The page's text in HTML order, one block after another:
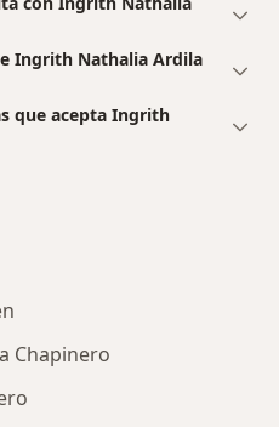
Ingrith Nathalia Ardila
que acepta Ingrith
Chapinero